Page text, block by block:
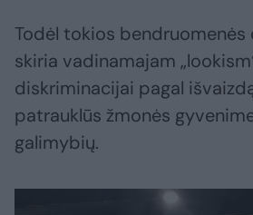
Todėl tokios bendruomenės
skiria vadinamajam
diskriminacijai pagal
patrauklūs žmonės
galimybių.